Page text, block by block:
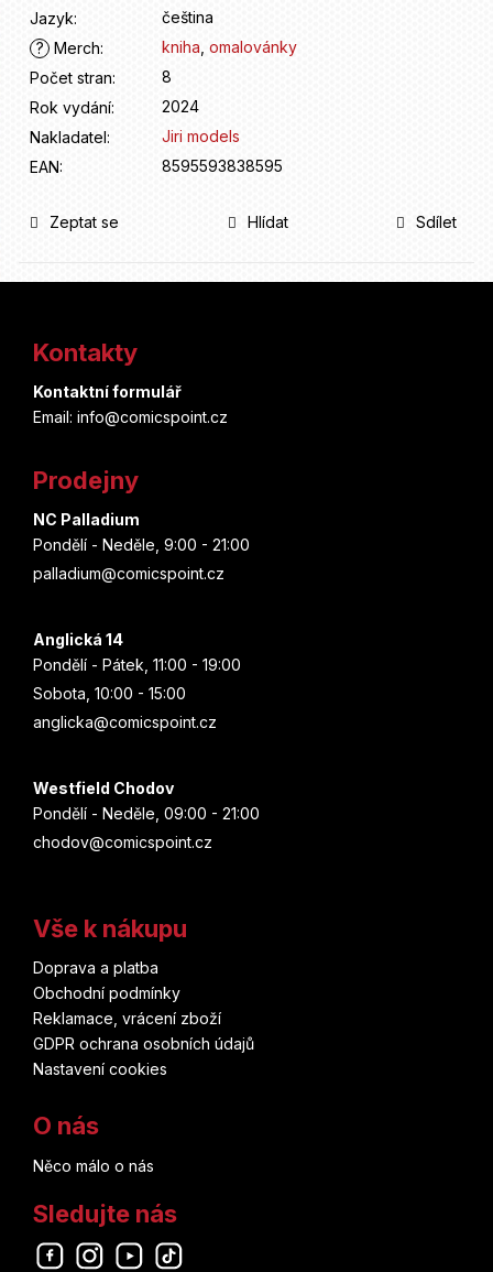
Jazyk:
čeština
? Merch: kniha, omalovánky
Počet stran:
8
Rok vydání:
2024
Nakladatel:
Jiri models
EAN: 8595593838595
Zeptat se Hlídat Sdílet
m
e
Kontakty
Kontaktní formulář
Email: info@comicspoint.cz
Prodejny
NC Palladium
Pondělí - Neděle, 9:00 - 21:00
palladium@comicspoint.cz
Anglická 14
Pondělí - Pátek, 11:00 - 19:00
Sobota, 10:00 - 15:00
anglicka@comicspoint.cz
Westfield Chodov
Pondělí - Neděle, 09:00 - 21:00
chodov@comicspoint.cz
Vše k nákupu
Doprava a platba
Obchodní podmínky
Reklamace, vrácení zboží
GDPR ochrana osobních údajů
Nastavení cookies
O nás
Něco málo o nás
Sledujte nás